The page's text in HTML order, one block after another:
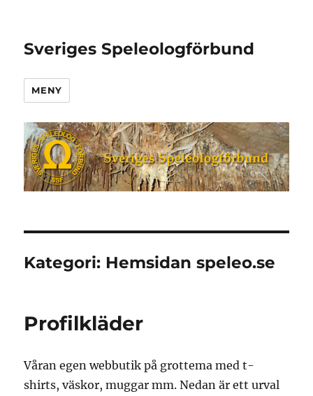
Sveriges Speleologförbund
MENY
Kategori: Hemsidan speleo.se
Profilkläder
Våran egen webbutik på grottema med t-
shirts, väskor, muggar mm. Nedan är ett urval